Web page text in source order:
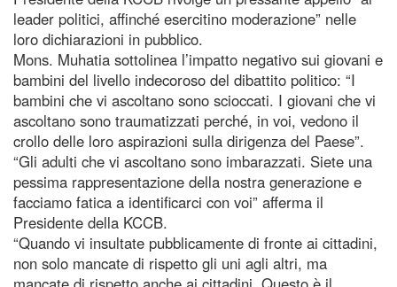
leader politici, affinché esercitino moderazione” nelle
loro dichiarazioni in pubblico.
Mons. Muhatia sottolinea l’impatto negativo sui giovani e
bambini del livello indecoroso del dibattito politico: “I
bambini che vi ascoltano sono scioccati. I giovani che vi
ascoltano sono traumatizzati perché, in voi, vedono il
crollo delle loro aspirazioni sulla dirigenza del Paese”.
“Gli adulti che vi ascoltano sono imbarazzati. Siete una
pessima rappresentazione della nostra generazione e
facciamo fatica a identificarci con voi” afferma il
Presidente della KCCB.
“Quando vi insultate pubblicamente di fronte ai cittadini,
non solo mancate di rispetto gli uni agli altri, ma